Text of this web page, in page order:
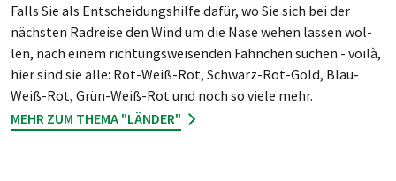
Falls Sie als Ent­schei­dungs­hil­fe da­für, wo Sie sich bei der
nächs­ten Rad­rei­se den Wind um die Na­se we­hen las­sen wol­
len, nach einem rich­tungs­wei­sen­den Fähn­chen suchen - voilà,
hier sind sie alle: Rot-Weiß-Rot, Schwarz-Rot-Gold, Blau-
Weiß-Rot, Grün-Weiß-Rot und noch so viele mehr.
MEHR ZUM THEMA "LÄNDER"